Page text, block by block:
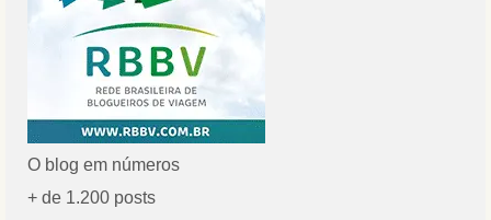
O blog em números
+ de 1.200 posts